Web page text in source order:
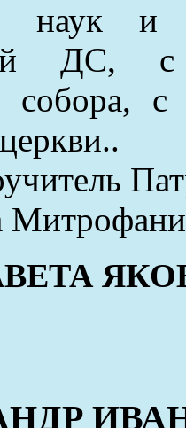
наук и
собора,